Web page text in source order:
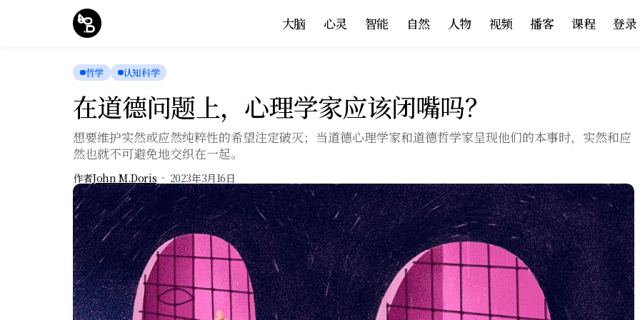
大脑 心灵 智能 自然 人物 视频 播客 课程 登录
哲学 认知科学
在道德问题上，心理学家应该闭嘴吗？
想要维护实然或应然纯粹性的希望注定破灭；当道德心理学家和道德哲学家呈现他们的本事时，实然和应
然也就不可避免地交织在一起。
作者John M.Doris 2023年3月16日